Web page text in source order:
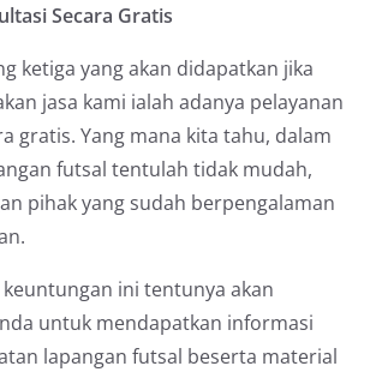
Secara Gratis
ketiga yang akan didapatkan jika
jasa kami ialah adanya pelayanan
gratis. Yang mana kita tahu, dalam
futsal tentulah tidak mudah,
pihak yang sudah berpengalaman
ini tentunya akan
untuk mendapatkan informasi
lapangan futsal beserta material